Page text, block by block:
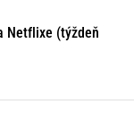
Netflixe (týždeň